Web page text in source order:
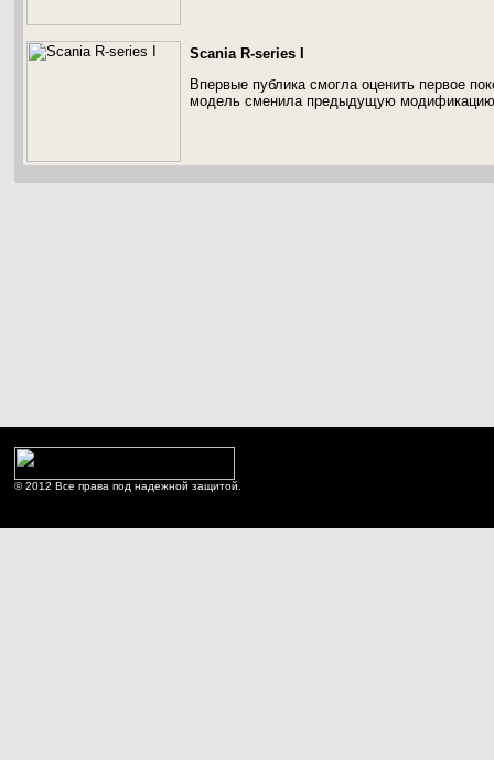
Scania R-series I
Впервые публика смогла оценить первое
модель сменила предыдущую
© 2012 Все права под надежной защитой.